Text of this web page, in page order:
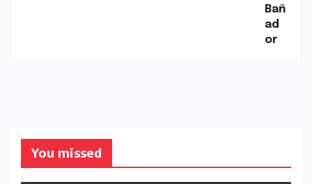
You missed